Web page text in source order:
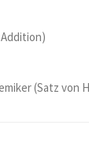
(Satz von